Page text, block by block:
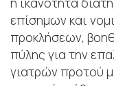
επίσημων και
προκλήσεων,
πύλης για την
γιατρών προτού